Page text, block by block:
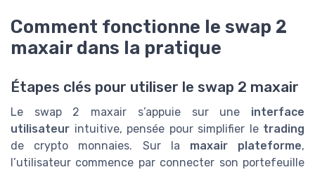
Comment fonctionne le swap 2
maxair dans la pratique
Étapes clés pour utiliser le swap 2 maxair
Le swap 2 maxair s’appuie sur une interface
utilisateur intuitive, pensée pour simplifier le trading
de crypto monnaies. Sur la maxair plateforme,
l’utilisateur commence par connecter son portefeuille